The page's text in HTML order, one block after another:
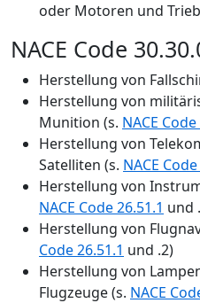
oder Motoren und
NACE Code
Herstellung von
Herstellung von
Munition (s. NACE
Herstellung von
Satelliten (s. NACE
Herstellung von
NACE Code 26.51.1 und
Herstellung von
Code 26.51.1 und .2)
Herstellung von
Flugzeuge (s. NACE